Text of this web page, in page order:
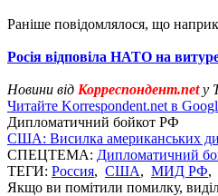
Раніше повідомлялося, що
Росія відповіла НАТО на
Новини від Корреспондент.netу
Читайте Korrespondent.net в
Дипломатичний бойкот РФ
США: Висилка американських
СПЕЦТЕМА: Дипломатичний
ТЕГИ: Россия, США, МИД РФ,
Якщо ви помітили помилку,